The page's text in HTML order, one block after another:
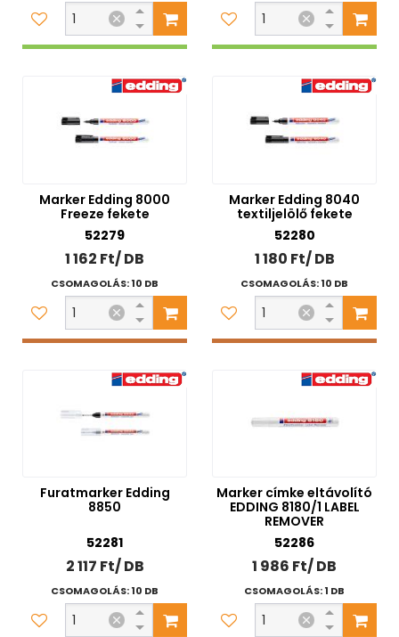
Marker Edding 8000
Freeze fekete
52279
1 162 Ft/ DB
CSOMAGOLÁS: 10 DB
Marker Edding 8040
textiljelölő fekete
52280
1 180 Ft/ DB
CSOMAGOLÁS: 10 DB
Furatmarker Edding
8850
52281
2 117 Ft/ DB
CSOMAGOLÁS: 10 DB
Marker címke eltávolító
EDDING 8180/1 LABEL
REMOVER
52286
1 986 Ft/ DB
CSOMAGOLÁS: 1 DB